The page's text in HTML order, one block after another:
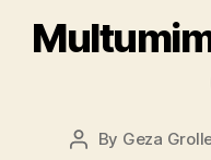
Post
By Geza